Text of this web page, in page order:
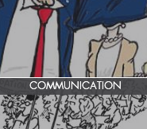
COMMUNICATION
INRA/ Rotation des terres.